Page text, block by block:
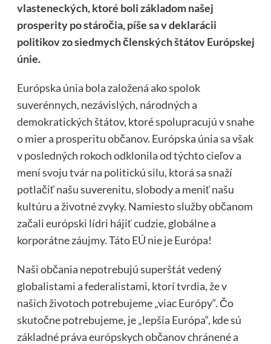
vlasteneckých, ktoré boli základom našej
prosperity po stáročia, píše sa v deklarácii
politikov zo siedmych členských štátov Európskej
únie.
Európska únia bola založená ako spolok
suverénnych, nezávislých, národných a
demokratických štátov, ktoré spolupracujú v snahe
o mier a prosperitu občanov. Európska únia sa však
v posledných rokoch odklonila od týchto cieľov a
mení svoju tvár na politickú silu, ktorá sa snaží
potlačiť našu suverenitu, slobody a meniť našu
kultúru a životné zvyky. Namiesto služby občanom
začali európski lídri hájiť cudzie, globálne a
korporátne záujmy. Táto EÚ nie je Európa!
Naši občania nepotrebujú superštát vedený
globalistami a federalistami, ktorí tvrdia, že v
našich životoch potrebujeme „viac Európy“. Čo
skutočne potrebujeme, je „lepšia Európa“, kde sú
základné práva európskych občanov chránené a